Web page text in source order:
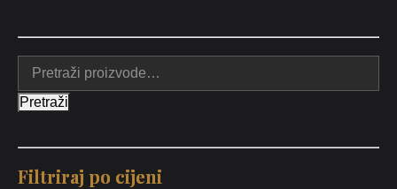
Pretraži
Filtriraj po cijeni